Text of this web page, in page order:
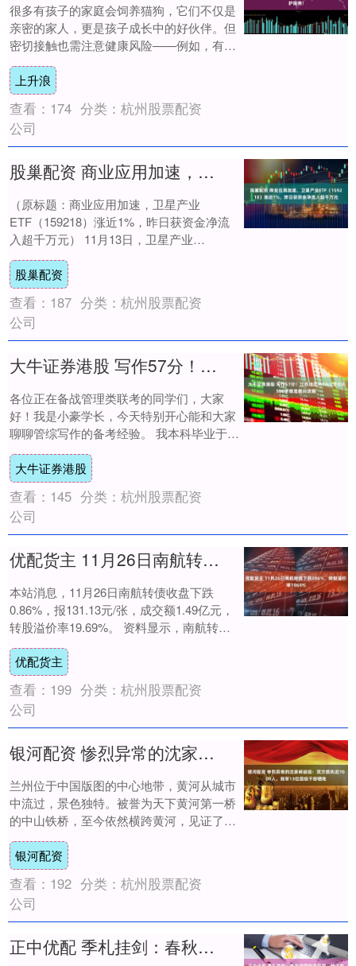
很多有孩子的家庭会饲养猫狗，它们不仅是
亲密的家人，更是孩子成长中的好伙伴。但
密切接触也需注意健康风险——例如，有孩
子在与猫狗玩耍后，粪便中出现类似面条、
会伸缩的....
上升浪
查看： 174 分类： 杭州股票配资
公司
股巢配资 商业应用加速，卫星产业ETF（159218）涨近1%，昨日获资金净流入超千万元
（原标题：商业应用加速，卫星产业
ETF（159218）涨近1%，昨日获资金净流
入超千万元） 11月13日，卫星产业
ETF（159218）开盘上攻，盘中涨超0.9....
股巢配资
查看： 187 分类： 杭州股票配资
公司
大牛证券港股 写作57分！江苏地区MPAcc学长8500字精准提分攻略
各位正在备战管理类联考的同学们，大家
好！我是小豪学长，今天特别开心能和大家
聊聊管综写作的备考经验。 我本科毕业于华
东一所双非财经类院校，学的是会计学，25
年成功....
大牛证券港股
查看： 145 分类： 杭州股票配资
公司
优配货主 11月26日南航转债下跌086%，转股溢价率1969%
本站消息，11月26日南航转债收盘下跌
0.86%，报131.13元/张，成交额1.49亿元，
转股溢价率19.69%。 资料显示，南航转债
信用级别为“AAA”，债....
优配货主
查看： 199 分类： 杭州股票配资
公司
银河配资 惨烈异常的沈家岭战役：双方损失近7000人，我军13位团级干部牺牲
兰州位于中国版图的中心地带，黄河从城市
中流过，景色独特。被誉为天下黄河第一桥
的中山铁桥，至今依然横跨黄河，见证了这
座城市的变迁。桥上的弹痕也记录了这里曾
经的痛苦....
银河配资
查看： 192 分类： 杭州股票配资
公司
正中优配 季札挂剑：春秋战国剑术风靡，除了能战场杀敌，剑还有什么作用？